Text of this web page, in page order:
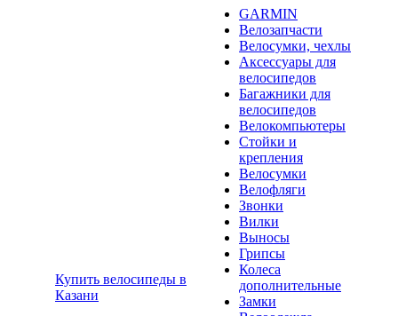
Купить велосипеды в
Казани
GARMIN
Велозапчасти
Велосумки, чехлы
Аксессуары для
велосипедов
Багажники для
велосипедов
Велокомпьютеры
Стойки и
крепления
Велосумки
Велофляги
Звонки
Вилки
Выносы
Грипсы
Колеса
дополнительные
Замки